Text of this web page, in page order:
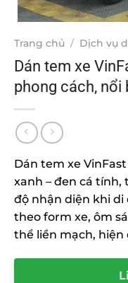
Trang chủ / Dịch vụ
Dán tem xe
phong cách, nổi
Dán tem xe
xanh – đen cá
độ nhận diện khi di
theo form xe, ôm
thể liền mạch, hiện